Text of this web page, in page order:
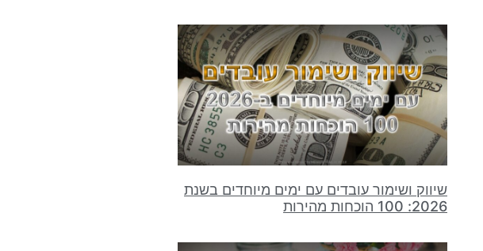
שיווק ושימור עובדים עם ימים מיוחדים בשנת
2026: 100 הוכחות מהירות